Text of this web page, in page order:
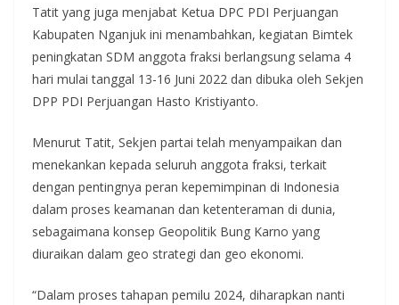
Tatit yang juga menjabat Ketua DPC PDI Perjuangan
Kabupaten Nganjuk ini menambahkan, kegiatan Bimtek
peningkatan SDM anggota fraksi berlangsung selama 4
hari mulai tanggal 13-16 Juni 2022 dan dibuka oleh Sekjen
DPP PDI Perjuangan Hasto Kristiyanto.
Menurut Tatit, Sekjen partai telah menyampaikan dan
menekankan kepada seluruh anggota fraksi, terkait
dengan pentingnya peran kepemimpinan di Indonesia
dalam proses keamanan dan ketenteraman di dunia,
sebagaimana konsep Geopolitik Bung Karno yang
diuraikan dalam geo strategi dan geo ekonomi.
“Dalam proses tahapan pemilu 2024, diharapkan nanti